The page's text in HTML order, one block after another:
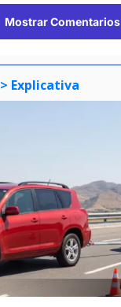
Mostrar Comentarios
> Explicativa